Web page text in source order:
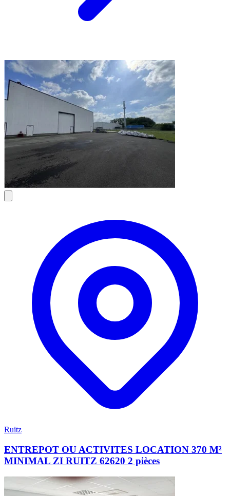
Ruitz
ENTREPOT OU ACTIVITES LOCATION 370 M²
MINIMAL ZI RUITZ 62620 2 pièces